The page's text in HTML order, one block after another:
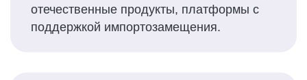
отечественные продукты, платформы с
поддержкой импортозамещения.